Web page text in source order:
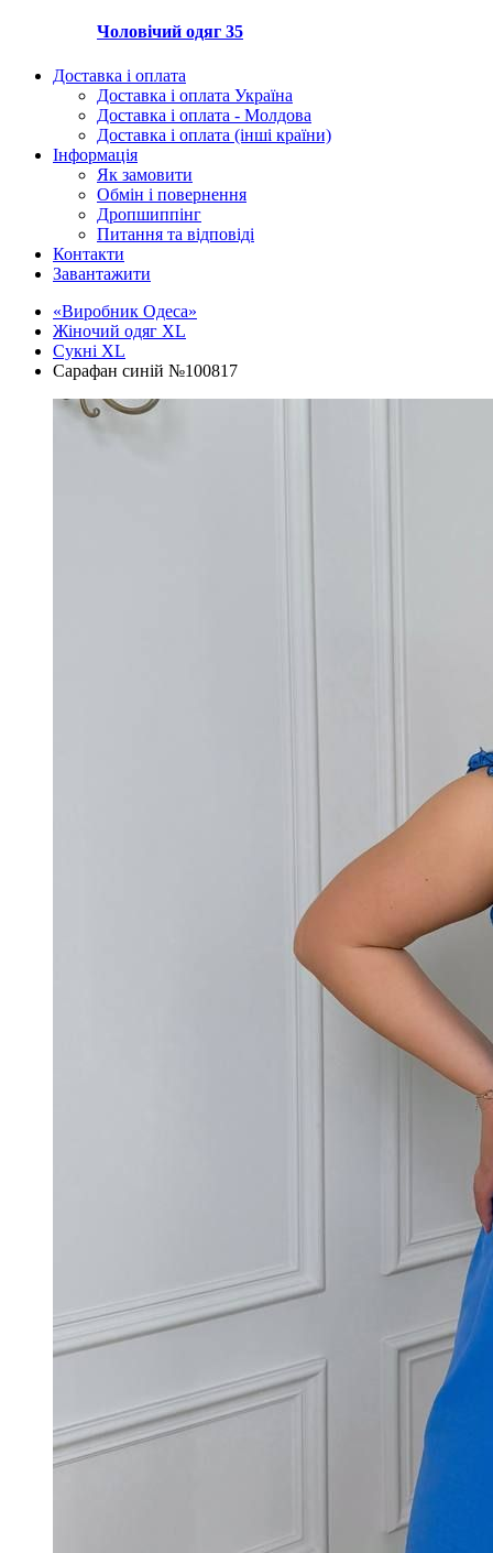
Чоловічий одяг 35
Доставка і оплата
Доставка і оплата Україна
Доставка і оплата - Молдова
Доставка і оплата (інші країни)
Інформація
Як замовити
Обмін і повернення
Дропшиппінг
Питання та відповіді
Контакти
Завантажити
«Виробник Одеса»
Жіночий одяг XL
Cукні XL
Сарафан синій №100817